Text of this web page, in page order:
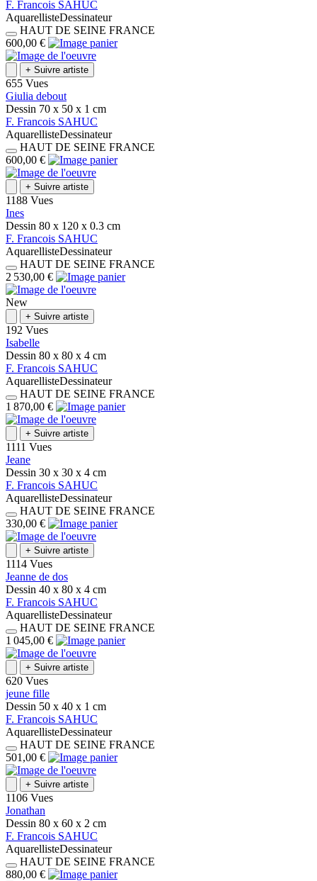
F. Francois SAHUC
AquarellisteDessinateur
HAUT DE SEINE FRANCE
600,00 €
+ Suivre artiste
655 Vues
Giulia debout
Dessin 70 x 50 x 1 cm
F. Francois SAHUC
AquarellisteDessinateur
HAUT DE SEINE FRANCE
600,00 €
+ Suivre artiste
1188 Vues
Ines
Dessin 80 x 120 x 0.3 cm
F. Francois SAHUC
AquarellisteDessinateur
HAUT DE SEINE FRANCE
2 530,00 €
New
+ Suivre artiste
192 Vues
Isabelle
Dessin 80 x 80 x 4 cm
F. Francois SAHUC
AquarellisteDessinateur
HAUT DE SEINE FRANCE
1 870,00 €
+ Suivre artiste
1111 Vues
Jeane
Dessin 30 x 30 x 4 cm
F. Francois SAHUC
AquarellisteDessinateur
HAUT DE SEINE FRANCE
330,00 €
+ Suivre artiste
1114 Vues
Jeanne de dos
Dessin 40 x 80 x 4 cm
F. Francois SAHUC
AquarellisteDessinateur
HAUT DE SEINE FRANCE
1 045,00 €
+ Suivre artiste
620 Vues
jeune fille
Dessin 50 x 40 x 1 cm
F. Francois SAHUC
AquarellisteDessinateur
HAUT DE SEINE FRANCE
501,00 €
+ Suivre artiste
1106 Vues
Jonathan
Dessin 80 x 60 x 2 cm
F. Francois SAHUC
AquarellisteDessinateur
HAUT DE SEINE FRANCE
880,00 €